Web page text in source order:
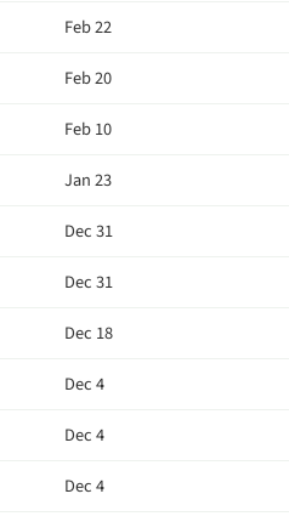
Feb 22
Feb 20
Feb 10
Jan 23
Dec 31
Dec 31
Dec 18
Dec 4
Dec 4
Dec 4